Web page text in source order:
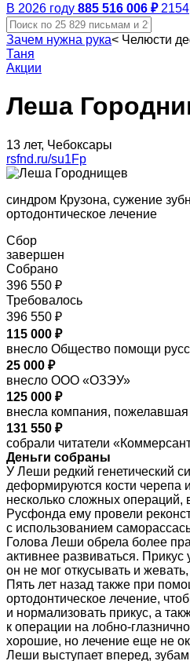
В 2026 году 885 516 006 ₽ 2154
Зачем нужна рука< Челюсти
Таня
Акции
Леша
13 лет, Чебоксары
rsfnd.ru/su1Fp
синдром Крузона, сужение
ортодонтическое лечение
Сбор
завершен
Собрано
396 550 ₽
Требовалось
396 550 ₽
115 000 ₽
внесло Общество помощи
25 000 ₽
внесло ООО «ОЗЭУ»
125 000 ₽
внесла компания, пожелавшая
131 550 ₽
собрали читатели
Деньги собраны
У Леши редкий генетический
деформируются кости черепа
несколько сложных операций,
Русфонда ему провели
с использованием
Голова Леши обрела более
активнее развиваться.
он не мог откусывать и
Пять лет назад также при
ортодонтическое лечение,
и нормализовать прикус, а
к операции на лобно-
хорошие, но лечение еще не
Леши выступает вперед,